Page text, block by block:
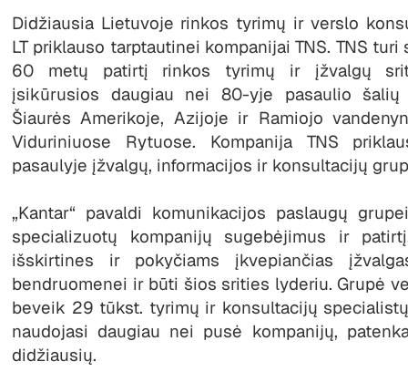
Didžiausia Lietuvoje rinkos tyrimų ir verslo
LT priklauso tarptautinei kompanijai TNS. TNS
60 metų patirtį rinkos tyrimų ir įžvalgų
įsikūrusios daugiau nei 80-yje pasaulio
Šiaurės Amerikoje, Azijoje ir Ramiojo
Viduriniuose Rytuose. Kompanija TNS
pasaulyje įžvalgų, informacijos ir konsultacijų
„Kantar“ pavaldi komunikacijos paslaugų
specializuotų kompanijų sugebėjimus ir
išskirtines ir pokyčiams įkvepiančias
bendruomenei ir būti šios srities lyderiu. Grupė
beveik 29 tūkst. tyrimų ir konsultacijų
naudojasi daugiau nei pusė kompanijų,
didžiausių.